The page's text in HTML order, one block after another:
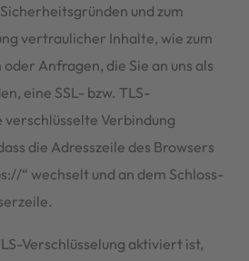
und zum
vertraulicher Inhalte, wie zum
Anfragen, die Sie an uns als
eine SSL- bzw. TLS-
verschlüsselte Verbindung
die Adresszeile des Browsers
“ wechselt und an dem Schloss-
Verschlüsselung aktiviert ist,